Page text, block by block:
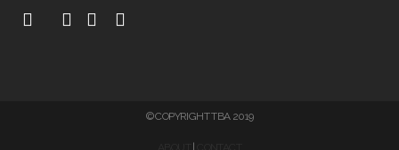
© COPYRIGHT TBA 2019